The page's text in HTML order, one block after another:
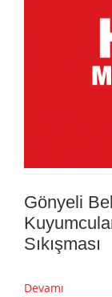
Gönyeli
Sıkışması
Devamı